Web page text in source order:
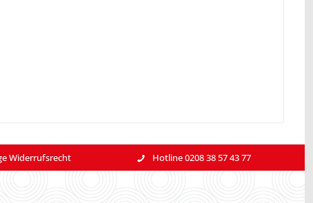
Widerrufsrecht Hotline 0208 38 57 43 77